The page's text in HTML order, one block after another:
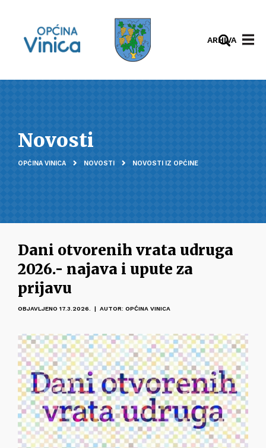
ARHIVA
Novosti
OPĆINA VINICA NOVOSTI NOVOSTI IZ OPĆINE
Dani otvorenih vrata udruga
2026.- najava i upute za
prijavu
OBJAVLJENO 17.3.2026. | AUTOR: OPĆINA VINICA